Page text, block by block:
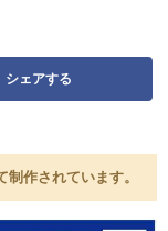
シェアする
作されています。